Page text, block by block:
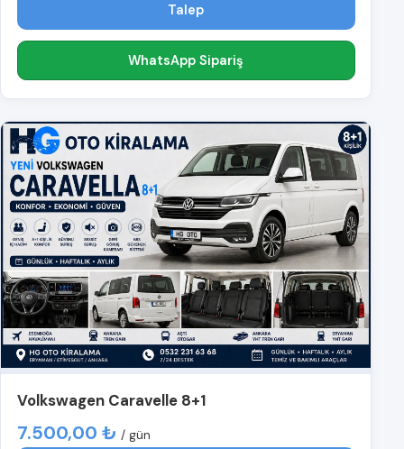
Talep
WhatsApp Sipariş
Volkswagen Caravelle 8+1
7.500,00 ₺ / gün